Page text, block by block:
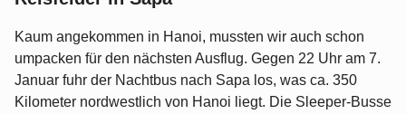
Kaum angekommen in Hanoi, mussten wir auch schon
umpacken für den nächsten Ausflug. Gegen 22 Uhr am 7.
Januar fuhr der Nachtbus nach Sapa los, was ca. 350
Kilometer nordwestlich von Hanoi liegt. Die Sleeper-Busse